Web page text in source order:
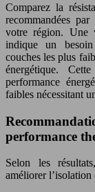
Comparez la
recommandées
votre région. Une
indique un
couches les plus
énergétique.
performance
faibles nécessitant
performance
Selon les
améliorer l’isolation